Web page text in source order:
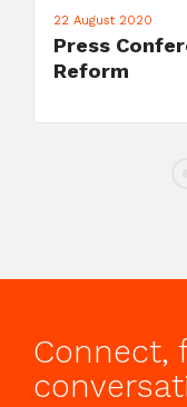
22 August 2020
Press
Reform
Connect,